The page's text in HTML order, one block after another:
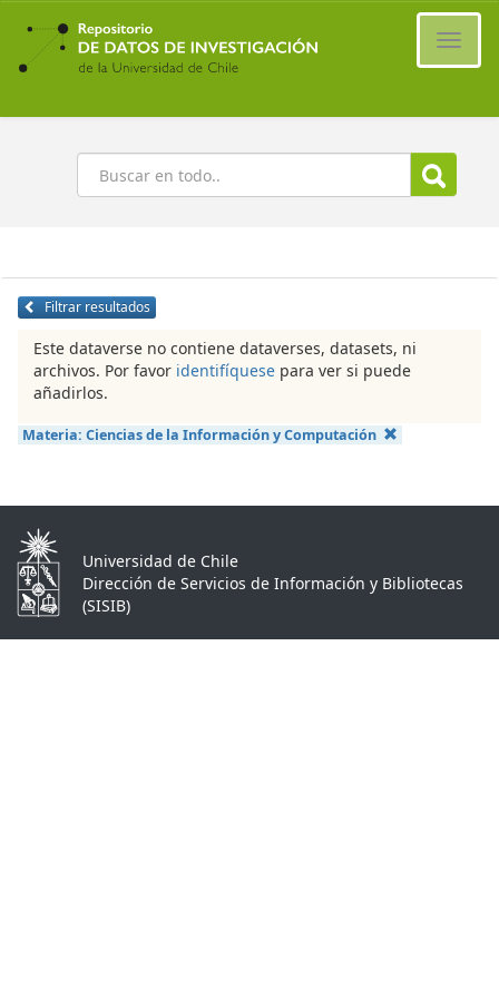
Ir
contenido
principal
Buscar
Filtrar resultados
Este dataverse no contiene dataverses, datasets, ni
archivos. Por favor identifíquese para ver si puede
añadirlos.
Materia: Ciencias de la Información y Computación
Universidad de Chile
Dirección de Servicios de Información y Bibliotecas
(SISIB)